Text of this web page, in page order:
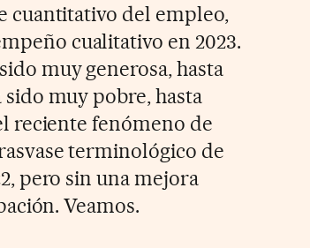
cuantitativo del empleo,
cualitativo en 2023.
muy generosa, hasta
muy pobre, hasta
reciente fenómeno de
terminológico de
pero sin una mejora
Veamos.